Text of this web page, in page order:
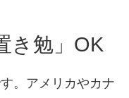
き勉」OK
。アメリカやカナ